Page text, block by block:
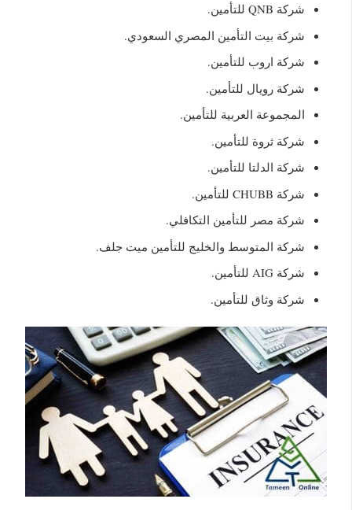
شركة QNB للتأمين.
شركة بيت التأمين المصري السعودي.
شركة اروب للتأمين.
شركة رويال للتأمين.
المجموعة العربية للتأمين.
شركة ثروة للتأمين.
شركة الدلتا للتأمين.
شركة CHUBB للتأمين.
شركة مصر للتأمين التكافلي.
شركة المتوسط والخليج للتأمين ميت جلف.
شركة AIG للتأمين.
شركة وثاق للتأمين.